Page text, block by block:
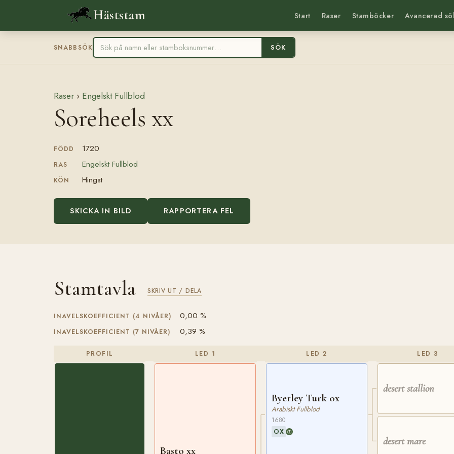
Häststam Start Raser Stamböcker Avancerad
SNABBSÖK SÖK
Raser › Engelskt Fullblod
Soreheels xx
FÖDD 1720
RAS Engelskt Fullblod
KÖN Hingst
SKICKA IN BILD RAPPORTERA FEL
Stamtavla SKRIV UT / DELA
INAVELSKOEFFICIENT (4 NIVÅER) 0,00 %
INAVELSKOEFFICIENT (7 NIVÅER) 0,39 %
PROFIL LED 1
Basto xx
LED 2
Byerley Turk ox
Arabiskt Fullblod
1680
OX
LED 3
desert stallion
desert mare